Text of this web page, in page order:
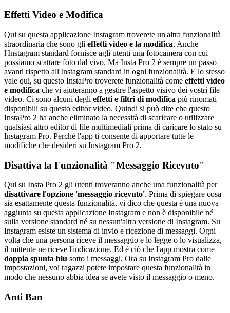
Effetti Video e Modifica
Qui su questa applicazione Instagram troverete un'altra funzionalità
straordinaria che sono gli effetti video e la modifica. Anche
l'Instagram standard fornisce agli utenti una fotocamera con cui
possiamo scattare foto dal vivo. Ma Insta Pro 2 è sempre un passo
avanti rispetto all'Instagram standard in ogni funzionalità. E lo stesso
vale qui, su questo InstaPro troverete funzionalità come effetti video
e modifica che vi aiuteranno a gestire l'aspetto visivo dei vostri file
video. Ci sono alcuni degli effetti e filtri di modifica più rinomati
disponibili su questo editor video. Quindi si può dire che questo
InstaPro 2 ha anche eliminato la necessità di scaricare o utilizzare
qualsiasi altro editor di file multimediali prima di caricare lo stato su
Instagram Pro. Perché l'app ti consente di apportare tutte le
modifiche che desideri su Instagram Pro 2.
Disattiva la Funzionalità "Messaggio Ricevuto"
Qui su Insta Pro 2 gli utenti troveranno anche una funzionalità per
disattivare l'opzione 'messaggio ricevuto'. Prima di spiegare cosa
sia esattamente questa funzionalità, vi dico che questa è una nuova
aggiunta su questa applicazione Instagram e non è disponibile né
sulla versione standard né su nessun'altra versione di Instagram. Su
Instagram esiste un sistema di invio e ricezione di messaggi. Ogni
volta che una persona riceve il messaggio e lo legge o lo visualizza,
il mittente ne riceve l'indicazione. Ed è ciò che l'app mostra come
doppia spunta blu sotto i messaggi. Ora su Instagram Pro dalle
impostazioni, voi ragazzi potete impostare questa funzionalità in
modo che nessuno abbia idea se avete visto il messaggio o meno.
Anti Ban